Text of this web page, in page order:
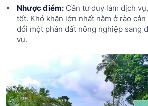
Nhược điểm:Cần tư duy làm dịch
tốt. Khó khăn lớn nhất nằm ở rào
đổi một phần đất nông nghiệp sang
vụ.